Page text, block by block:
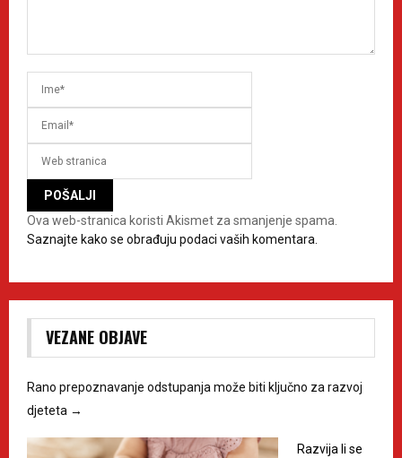
Ova web-stranica koristi Akismet za smanjenje spama.
Saznajte kako se obrađuju podaci vaših komentara.
VEZANE OBJAVE
Rano prepoznavanje odstupanja može biti ključno za razvoj
djeteta →
Razvija li se